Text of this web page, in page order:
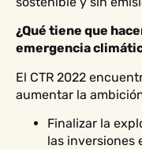
¿Qué tiene que
emergencia
El CTR 2022
aumentar la
Finalizar la
las inversiones